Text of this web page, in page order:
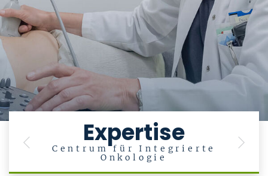
Expertise
Centrum für Integrierte
Onkologie
Previous Next